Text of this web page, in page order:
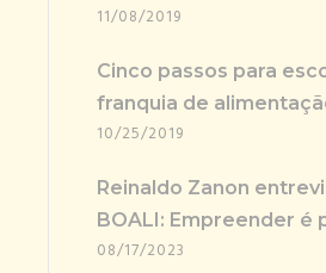
11/08/2019
Cinco passos para
franquia de
10/25/2019
Reinaldo Zanon
BOALI: Empreender é
08/17/2023